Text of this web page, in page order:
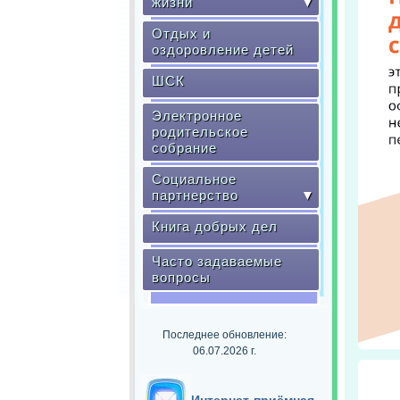
Отдых и
оздоровление детей
ШСК
Электронное
родительское
собрание
Социальное
партнерство
▼
Книга добрых дел
Часто задаваемые
вопросы
Последнее обновление:
06.07.2026 г.